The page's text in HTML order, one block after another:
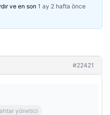
ve en son 1 ay 2 hafta önce
#22421
yönetici